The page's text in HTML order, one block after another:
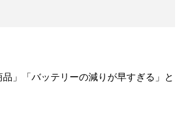
品」「バッテリーの減りが早すぎる」と